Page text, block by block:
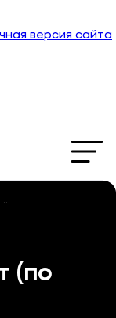
версия сайта
Среднее
(по